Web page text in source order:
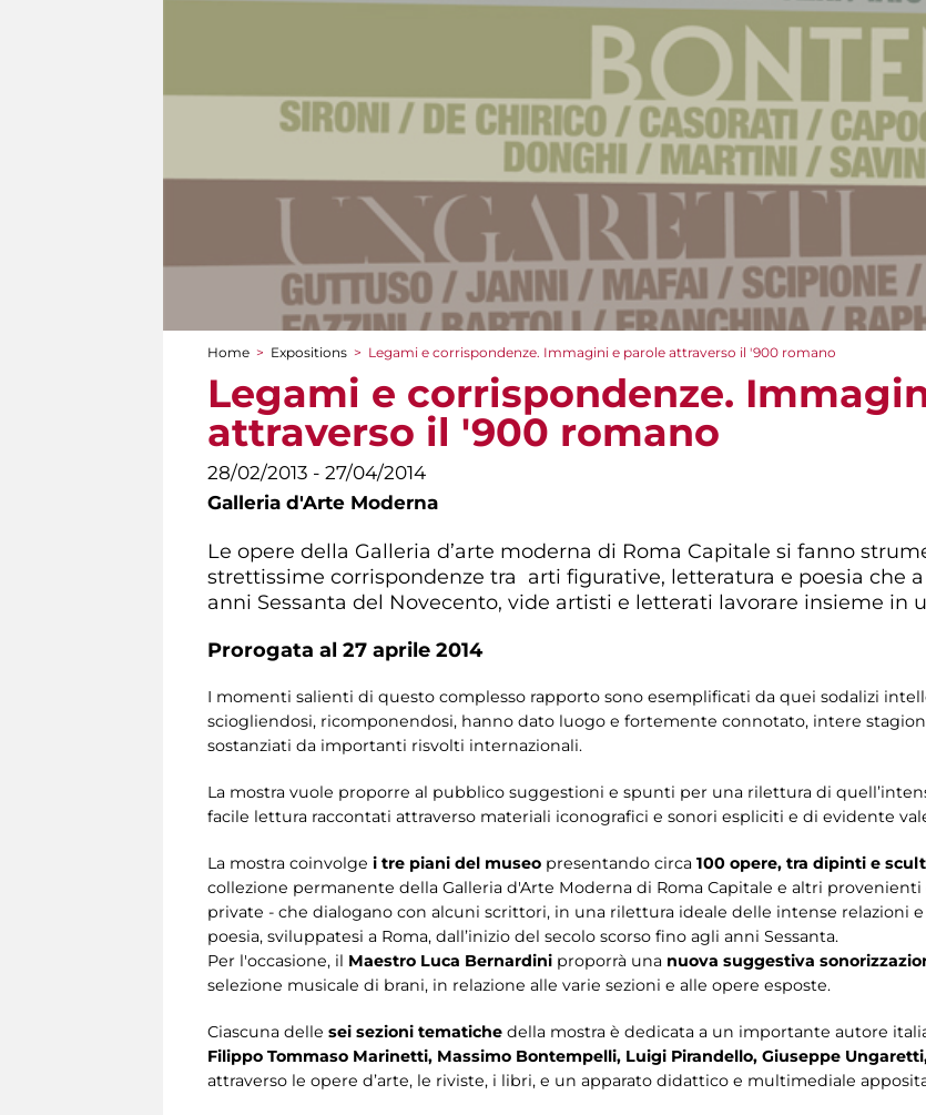
You are here
Home > Expositions > Legami e corrispondenze. Immagini e parole attraverso il '900 romano
Legami e corrispondenze.
attraverso il '900 romano
28/02/2013 - 27/04/2014
Galleria d'Arte Moderna
Le opere della Galleria d’arte moderna di Roma Capitale si fanno
strettissime corrispondenze tra arti figurative, letteratura e poesia che
anni Sessanta del Novecento, vide artisti e letterati lavorare insieme in
Prorogata al 27 aprile 2014
I momenti salienti di questo complesso rapporto sono esemplificati da quei sodalizi
sciogliendosi, ricomponendosi, hanno dato luogo e fortemente connotato, intere
sostanziati da importanti risvolti internazionali.
La mostra vuole proporre al pubblico suggestioni e spunti per una rilettura di
facile lettura raccontati attraverso materiali iconografici e sonori espliciti e di evidente
La mostra coinvolge i tre piani del museo presentando circa 100 opere, tra dipinti e
collezione permanente della Galleria d'Arte Moderna di Roma Capitale e altri provenienti
private - che dialogano con alcuni scrittori, in una rilettura ideale delle intense relazioni
poesia, sviluppatesi a Roma, dall’inizio del secolo scorso fino agli anni Sessanta.
Per l'occasione, il Maestro Luca Bernardini proporrà una nuova suggestiva
selezione musicale di brani, in relazione alle varie sezioni e alle opere esposte.
Ciascuna delle sei sezioni tematiche della mostra è dedicata a un importante autore
Filippo Tommaso Marinetti, Massimo Bontempelli, Luigi Pirandello, Giuseppe
attraverso le opere d’arte, le riviste, i libri, e un apparato didattico e multimediale